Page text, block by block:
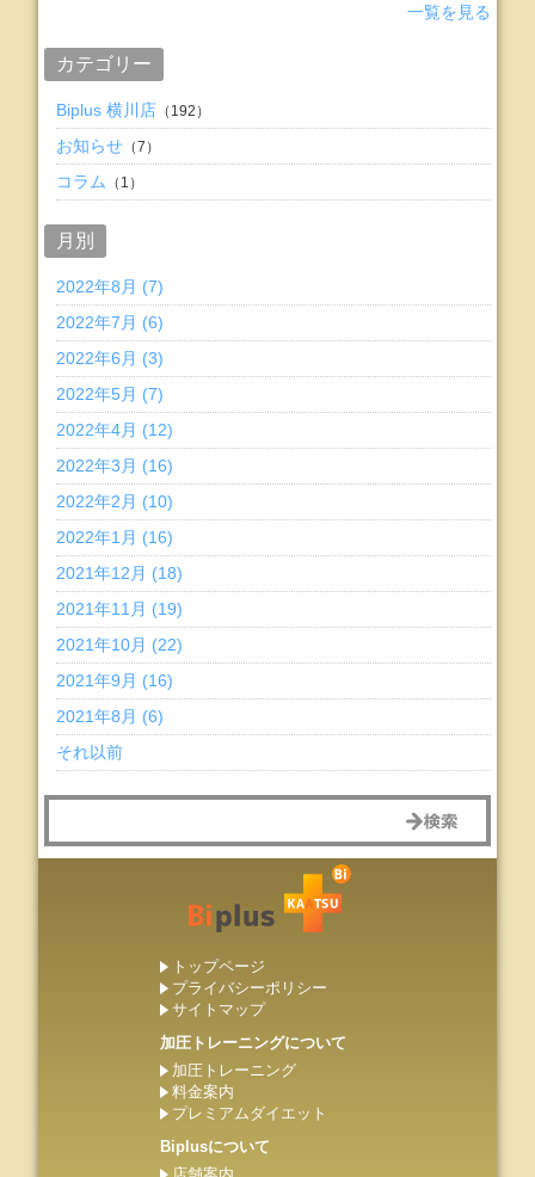
一覧を見る
カテゴリー
Biplus 横川店 （192）
お知らせ （7）
コラム （1）
月別
2022年8月 (7)
2022年7月 (6)
2022年6月 (3)
2022年5月 (7)
2022年4月 (12)
2022年3月 (16)
2022年2月 (10)
2022年1月 (16)
2021年12月 (18)
2021年11月 (19)
2021年10月 (22)
2021年9月 (16)
2021年8月 (6)
それ以前
トップページ
プライバシーポリシー
サイトマップ
加圧トレーニングについて
加圧トレーニング
料金案内
プレミアムダイエット
Biplusについて